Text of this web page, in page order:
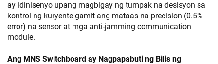
ay idinisenyo upang magbigay ng tumpak na desisyon sa
kontrol ng kuryente gamit ang mataas na precision (0.5%
error) na sensor at mga anti-jamming communication
module.
Ang MNS Switchboard ay Nagpapabuti ng Bilis ng